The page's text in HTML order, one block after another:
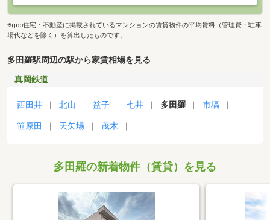
※goo住宅・不動産に掲載されているマンションの賃貸物件の平均賃料（管理費・駐車
場代などを除く）を算出したものです。
多田羅駅周辺の駅から家賃相場を見る
真岡鉄道
西田井 北山 益子 七井 多田羅 市塙
笹原田 天矢場 茂木
多田羅の新着物件（賃貸）を見る